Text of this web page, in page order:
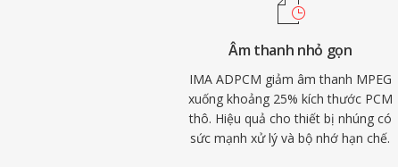
Âm thanh nhỏ gọn
IMA ADPCM giảm âm thanh MPEG
xuống khoảng 25% kích thước PCM
thô. Hiệu quả cho thiết bị nhúng có
sức mạnh xử lý và bộ nhớ hạn chế.